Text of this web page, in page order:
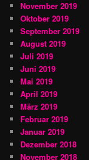
November 2019
Oktober 2019
September 2019
August 2019
Juli 2019
Juni 2019
Mai 2019
April 2019
März 2019
Februar 2019
Januar 2019
Dezember 2018
November 2018